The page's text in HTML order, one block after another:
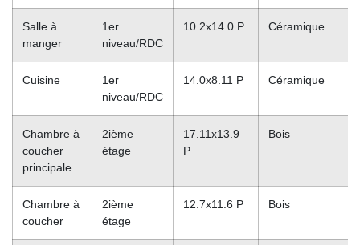
Salle à
manger
1er
niveau/RDC
10.2x14.0 P Céramique
Cuisine
1er
niveau/RDC
14.0x8.11 P Céramique
Chambre à
coucher
principale
2ième
étage
17.11x13.9
P
Bois
Chambre à
coucher
2ième
étage
12.7x11.6 P Bois